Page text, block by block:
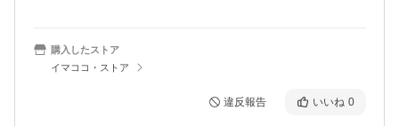
購入したストア
イマココ・ストア
違反報告 いいね 0